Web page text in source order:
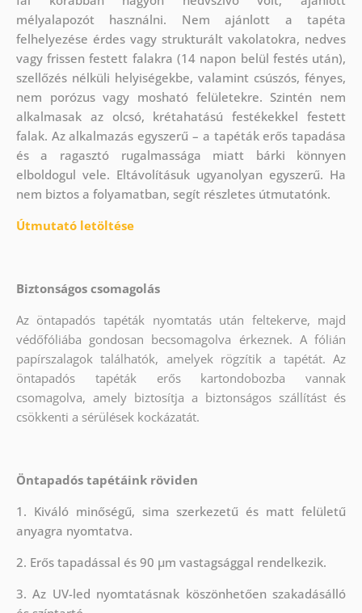
mélyalapozót használni. Nem ajánlott a tapéta
felhelyezése érdes vagy strukturált vakolatokra, nedves
vagy frissen festett falakra (14 napon belül festés után),
szellőzés nélküli helyiségekbe, valamint csúszós, fényes,
nem porózus vagy mosható felületekre. Szintén nem
alkalmasak az olcsó, krétahatású festékekkel festett
falak. Az alkalmazás egyszerű – a tapéták erős tapadása
és a ragasztó rugalmassága miatt bárki könnyen
elboldogul vele. Eltávolításuk ugyanolyan egyszerű. Ha
nem biztos a folyamatban, segít részletes útmutatónk.
Útmutató letöltése
Biztonságos csomagolás
Az öntapadós tapéták nyomtatás után feltekerve, majd
védőfóliába gondosan becsomagolva érkeznek. A fólián
papírszalagok találhatók, amelyek rögzítik a tapétát. Az
öntapadós tapéták erős kartondobozba vannak
csomagolva, amely biztosítja a biztonságos szállítást és
csökkenti a sérülések kockázatát.
Öntapadós tapétáink röviden
1. Kiváló minőségű, sima szerkezetű és matt felületű
anyagra nyomtatva.
2. Erős tapadással és 90 µm vastagsággal rendelkezik.
3. Az UV-led nyomtatásnak köszönhetően szakadásálló